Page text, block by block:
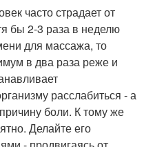
часто страдает от
бы 2-3 раза в неделю
для массажа, то
в два раза реже и
расслабиться - а
боли. К тому же
Делайте его